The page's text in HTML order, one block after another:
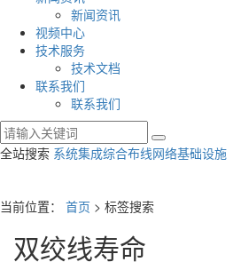
新闻资讯
视频中心
技术服务
技术文档
联系我们
联系我们
全站搜索 系统集成综合布线网络基础设施
当前位置： 首页 > 标签搜索
双绞线寿命